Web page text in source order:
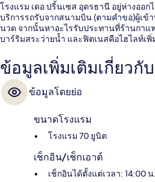
โรงแรม เดอ ปริ้นเซส อุดรธานี อยู่ห่างออก
บริการรถรับจากสนามบิน (ตามคำขอ)ผู้เข้
นวด จากนั้นหาอะไรรับประทานที่ร้านกาแ
บาร์ริมสระว่ายน้ำ และฟิตเนสคือไฮไลท์เพิ่
ข้อมูลเพิ่มเติมเกี่ยวกั
ข้อมูลโดยย่อ
ขนาดโรงแรม
โรงแรม 70 ยูนิต
เช็กอิน/เช็กเอาต์
เช็กอินได้ตั้งแต่เวลา: 14:00